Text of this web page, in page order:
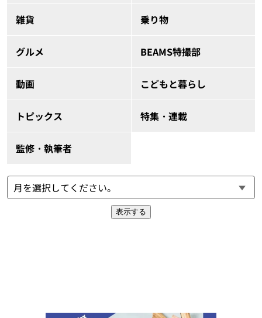
雑貨 乗り物
グルメ BEAMS特撮部
動画 こどもと暮らし
トピックス 特集・連載
監修・執筆者
表示する